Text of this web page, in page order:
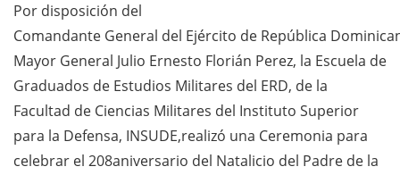
Por disposición del
Comandante General del Ejército de República
Mayor General Julio Ernesto Florián Perez, la Escuela de
Graduados de Estudios Militares del ERD, de la
Facultad de Ciencias Militares del Instituto Superior
para la Defensa, INSUDE,realizó una Ceremonia para
celebrar el 208aniversario del Natalicio del Padre de la